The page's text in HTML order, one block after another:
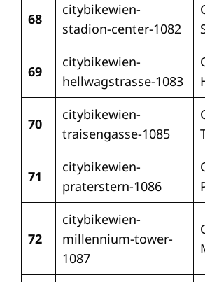
68
citybikewien-
stadion-center-1082
69
citybikewien-
hellwagstrasse-1083
70
citybikewien-
traisengasse-1085
71
citybikewien-
praterstern-1086
72
citybikewien-
millennium-tower-
1087